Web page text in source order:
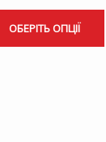
ОБЕРІТЬ ОПЦІЇ